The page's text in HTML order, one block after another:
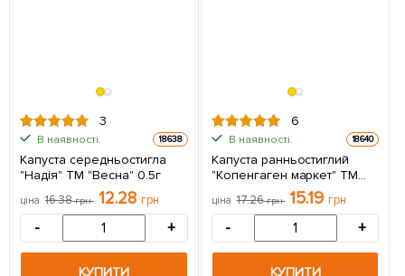
3
В наявності. 18638
Капуста середньостигла
"Надія" ТМ "Весна" 0.5г
ціна 16.38грн 12.28 грн
- +
КУПИТИ
6
В наявності. 18640
Капуста ранньостиглий
"Копенгаген маркет" ТМ
ціна 17.26грн 15.19 грн
- +
КУПИТИ